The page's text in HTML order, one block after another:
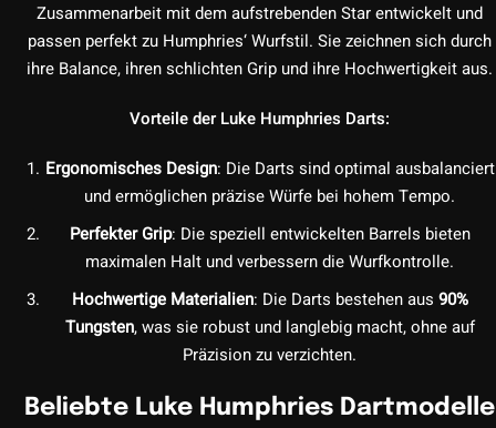
Zusammenarbeit mit dem aufstrebenden Star entwickelt und
passen perfekt zu Humphries‘ Wurfstil. Sie zeichnen sich durch
ihre Balance, ihren schlichten Grip und ihre Hochwertigkeit aus.
Vorteile der Luke Humphries Darts:
Ergonomisches Design: Die Darts sind optimal ausbalanciert
und ermöglichen präzise Würfe bei hohem Tempo.
Perfekter Grip: Die speziell entwickelten Barrels bieten
maximalen Halt und verbessern die Wurfkontrolle.
Hochwertige Materialien: Die Darts bestehen aus 90%
Tungsten, was sie robust und langlebig macht, ohne auf
Präzision zu verzichten.
Beliebte Luke Humphries Dartmodelle